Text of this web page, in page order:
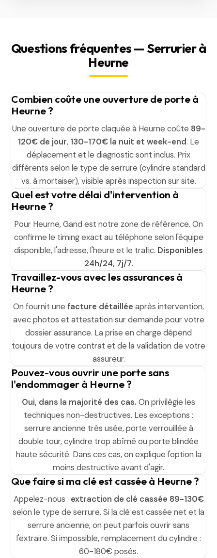
Questions fréquentes — Serrurier à
Heurne
Combien coûte une ouverture de porte à
Heurne ?
Une ouverture de porte claquée à Heurne coûte 89-
120€ de jour, 130-170€ la nuit et week-end. Le
déplacement et le diagnostic sont inclus. Prix
différents selon le type de serrure (cylindre standard
vs. à mortaiser), visible après inspection sur site.
Quel est votre délai d'intervention à
Heurne ?
Pour Heurne, Gand est notre zone de référence. On
confirme le timing exact au téléphone selon l'équipe
disponible, l'adresse, l'heure et le trafic. Disponibles
24h/24, 7j/7.
Travaillez-vous avec les assurances à
Heurne ?
On fournit une facture détaillée après intervention,
avec photos et attestation sur demande pour votre
dossier assurance. La prise en charge dépend
toujours de votre contrat et de la validation de votre
assureur.
Pouvez-vous ouvrir une porte sans
l'endommager à Heurne ?
Oui, dans la majorité des cas. On privilégie les
techniques non-destructives. Les exceptions :
serrure ancienne très usée, porte verrouillée à
double tour, cylindre trop abîmé ou porte blindée
haute sécurité. Dans ces cas, on explique l'option la
moins destructive avant d'agir.
Que faire si ma clé est cassée à Heurne ?
Appelez-nous : extraction de clé cassée 89-130€
selon le type de serrure. Si la clé est cassée net et la
serrure ancienne, on peut parfois ouvrir sans
l'extraire. Si impossible, remplacement du cylindre :
60-180€ posés.